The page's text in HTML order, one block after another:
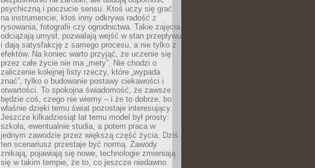
psychiczną i poczucie sensu. Ktoś uczy się grać
na instrumencie, ktoś inny odkrywa radość z
rysowania, fotografii czy ogrodnictwa. Takie zajęcia
odciążają umysł, pozwalają wejść w stan przepływu
i dają satysfakcję z samego procesu, a nie tylko z
efektów. Na koniec warto przyjąć, że uczenie się
przez całe życie nie ma „mety”. Nie chodzi o
zaliczenie kolejnej listy rzeczy, które „wypada
znać”, tylko o budowanie postawy ciekawości i
otwartości. To spokojna świadomość, że zawsze
będzie coś, czego nie wiemy – i że to dobrze, bo
właśnie dzięki temu świat pozostaje interesujący.
Jeszcze kilkadziesiąt lat temu model był prosty:
szkoła, ewentualnie studia, a potem praca w
jednym zawodzie przez większą część życia. Dziś
ten scenariusz przestaje być normą. Zawody
znikają, pojawiają się nowe, technologie zmieniają
się w takim tempie, że to, co jeszcze niedawno